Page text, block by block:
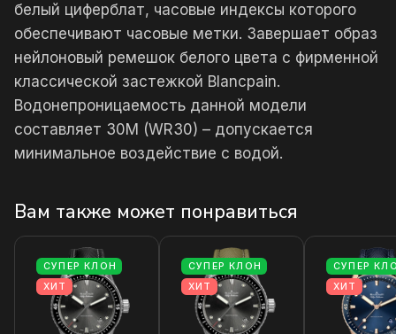
белый циферблат, часовые индексы которого
обеспечивают часовые метки. Завершает образ
нейлоновый ремешок белого цвета с фирменной
классической застежкой Blancpain.
Водонепроницаемость данной модели
составляет 30М (WR30) – допускается
минимальное воздействие с водой.
Вам также может понравиться
СУПЕР КЛОН
ХИТ
СУПЕР КЛОН
ХИТ
СУПЕР
ХИТ